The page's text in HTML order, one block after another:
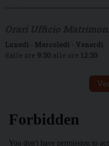
Lunedì - Mercoledì - Venerdì
dalle ore 9:30 alle ore 12:30